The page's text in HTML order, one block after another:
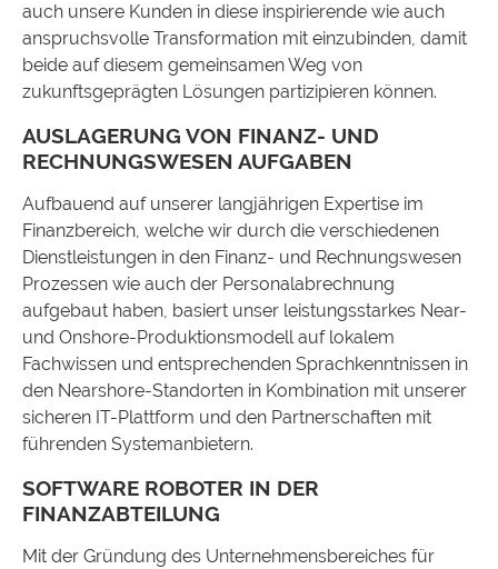
auch unsere Kunden in diese inspirierende wie auch
anspruchsvolle Transformation mit einzubinden, damit
beide auf diesem gemeinsamen Weg von
zukunftsgeprägten Lösungen partizipieren können.
AUSLAGERUNG VON FINANZ- UND
RECHNUNGSWESEN AUFGABEN
Aufbauend auf unserer langjährigen Expertise im
Finanzbereich, welche wir durch die verschiedenen
Dienstleistungen in den Finanz- und Rechnungswesen
Prozessen wie auch der Personalabrechnung
aufgebaut haben, basiert unser leistungsstarkes Near-
und Onshore-Produktionsmodell auf lokalem
Fachwissen und entsprechenden Sprachkenntnissen in
den Nearshore-Standorten in Kombination mit unserer
sicheren IT-Plattform und den Partnerschaften mit
führenden Systemanbietern.
SOFTWARE ROBOTER IN DER
FINANZABTEILUNG
Mit der Gründung des Unternehmensbereiches für